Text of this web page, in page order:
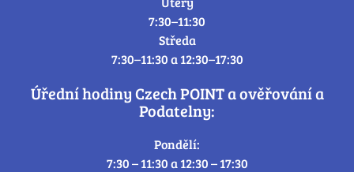
7:30–11:30
Středa
7:30–11:30 a 12:30–17:30
Úřední hodiny Czech POINT a ověřování a
Podatelny:
Pondělí:
7:30 – 11:30 a 12:30 – 17:30